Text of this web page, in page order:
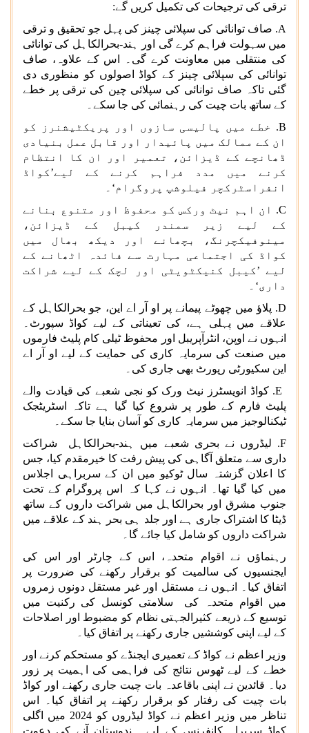
ترقی کی ترجیحات کی تکمیل کریں گے:
A. صاف توانائی کی سپلائی چینز کی پہل جو تحقیق و ترقی
میں سہولت فراہم کرے گی اور ہند-بحرالکاہل کی توانائی
کی منتقلی میں معاونت کرے گی۔ اس کے علاوہ، صاف
توانائی کی سپلائی چینز کے کواڈ اصولوں کو منظوری دی
گئی تاکہ صاف توانائی کی سپلائی چین کی ترقی پر خطے
کے ساتھ بات چیت کی رہنمائی کی جا سکے۔
B. خطے میں پالیسی سازوں اور پریکٹیشنرز کو
ان کے ممالک میں پائیدار اور قابل عمل بنیادی
ڈھانچے کے ڈیزائن، تعمیر اور ان کا انتظام
کرنے میں مدد فراہم کرنے کے لیے’کواڈ
انفراسٹرکچر فیلوشپ پروگرام‘۔
C. ان اہم نیٹ ورکس کو محفوظ اور متنوع بنانے
کے لیے زیر سمندر کیبل کے ڈیزائن،
مینوفیکچرنگ، بچھانے اور دیکھ بھال میں
کواڈ کی اجتماعی مہارت سے فائدہ اٹھانے کے
لیے ’کیبل کنیکٹویٹی اور لچک کے لیے شراکت
داری‘۔
D. پلاؤ میں چھوٹے پیمانے پر او آر اے این، جو بحرالکاہل کے
علاقے میں پہلی ہے، کی تعیناتی کے لیے کواڈ سپورٹ۔
انہوں نے اوپن، انٹرآپریبل اور محفوظ ٹیلی کام پلیٹ فارموں
میں صنعت کی سرمایہ کاری کی حمایت کے لیے او آر اے
این سکیورٹی رپورٹ بھی جاری کی۔
E. کواڈ انویسٹرز نیٹ ورک کو نجی شعبے کی قیادت والے
پلیٹ فارم کے طور پر شروع کیا گیا ہے تاکہ اسٹریٹجک
ٹیکنالوجیز میں سرمایہ کاری کو آسان بنایا جا سکے۔
F. لیڈروں نے بحری شعبے میں ہند-بحرالکاہل شراکت
داری سے متعلق آگاہی کی پیش رفت کا خیرمقدم کیا، جس
کا اعلان گزشتہ سال ٹوکیو میں ان کے سربراہی اجلاس
میں کیا گیا تھا۔ انہوں نے کہا کہ اس پروگرام کے تحت
جنوب مشرق اور بحرالکاہل میں شراکت داروں کے ساتھ
ڈیٹا کا اشتراک جاری ہے اور جلد ہی بحر ہند کے علاقے میں
شراکت داروں کو شامل کیا جائے گا۔
رہنماؤں نے اقوام متحدہ، اس کے چارٹر اور اس کی
ایجنسیوں کی سالمیت کو برقرار رکھنے کی ضرورت پر
اتفاق کیا۔ انہوں نے مستقل اور غیر مستقل دونوں زمروں
میں اقوام متحدہ کی سلامتی کونسل کی رکنیت میں
توسیع کے ذریعے کثیرالجہتی نظام کو مضبوط اور اصلاحات
کے لیے اپنی کوششیں جاری رکھنے پر اتفاق کیا۔
وزیر اعظم نے کواڈ کے تعمیری ایجنڈے کو مستحکم کرنے اور
خطے کے لیے ٹھوس نتائج کی فراہمی کی اہمیت پر زور
دیا۔ قائدین نے اپنی باقاعدہ بات چیت جاری رکھنے اور کواڈ
بات چیت کی رفتار کو برقرار رکھنے پر اتفاق کیا۔ اس
تناظر میں وزیر اعظم نے کواڈ لیڈروں کو 2024 میں اگلی